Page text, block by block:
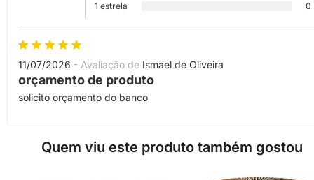
1 estrela
0
11/07/2026 - Avaliação de Ismael de Oliveira
orçamento de produto
solicito orçamento do banco
Quem viu este produto também gostou